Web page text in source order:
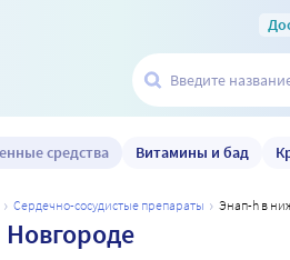
средства Витамины и бад
сердечно-сосудистые препараты энап-h в